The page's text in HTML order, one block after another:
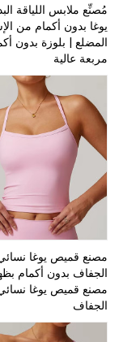
مُصنِّع ملابس اللياقة
يوغا بدون أكمام من
المضلع | بلوزة بدون
مربعة عالية
مصنع قميص يوغا
الجفاف بدون أكمام
مصنع قميص يوغا
الجفاف